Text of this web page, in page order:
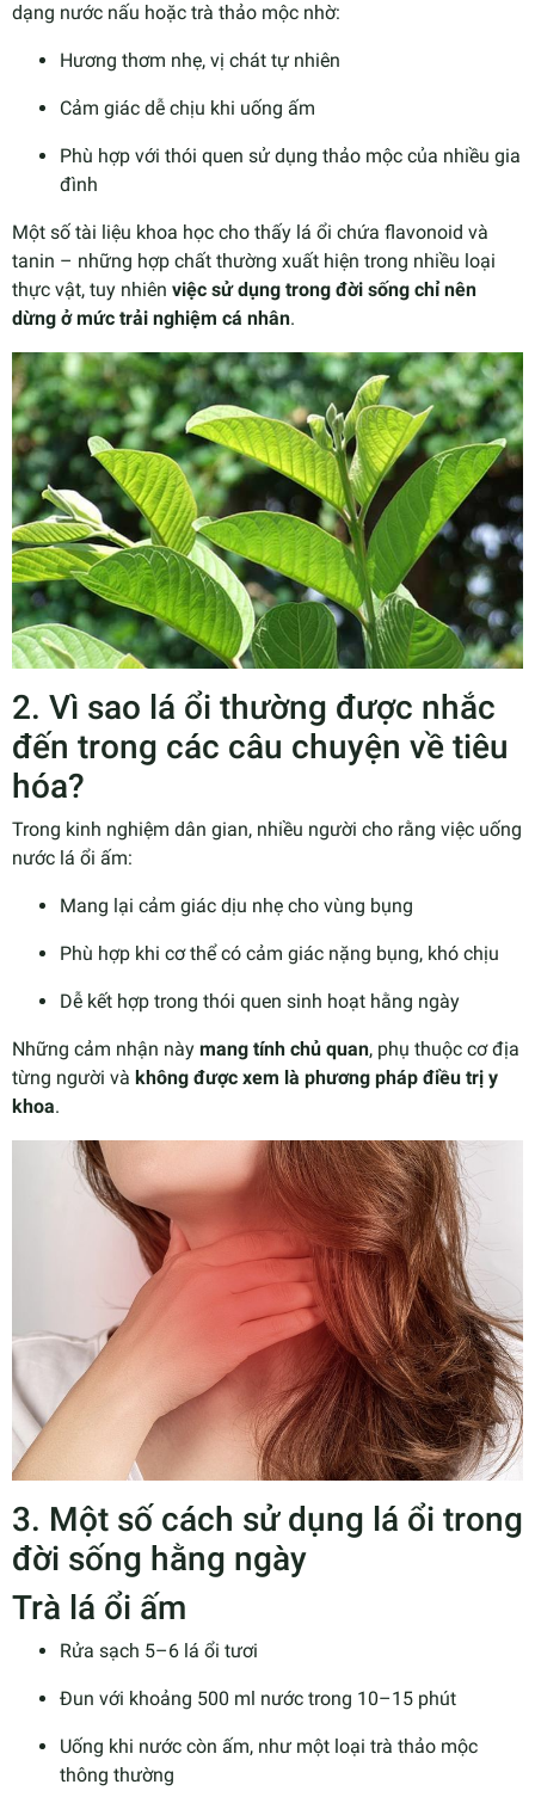
dạng nước nấu hoặc trà thảo mộc nhờ:
Hương thơm nhẹ, vị chát tự nhiên
Cảm giác dễ chịu khi uống ấm
Phù hợp với thói quen sử dụng thảo mộc của nhiều gia
đình
Một số tài liệu khoa học cho thấy lá ổi chứa flavonoid và
tanin – những hợp chất thường xuất hiện trong nhiều loại
thực vật, tuy nhiên việc sử dụng trong đời sống chỉ nên
dừng ở mức trải nghiệm cá nhân.
2. Vì sao lá ổi thường được nhắc
đến trong các câu chuyện về tiêu
hóa?
Trong kinh nghiệm dân gian, nhiều người cho rằng việc uống
nước lá ổi ấm:
Mang lại cảm giác dịu nhẹ cho vùng bụng
Phù hợp khi cơ thể có cảm giác nặng bụng, khó chịu
Dễ kết hợp trong thói quen sinh hoạt hằng ngày
Những cảm nhận này mang tính chủ quan, phụ thuộc cơ địa
từng người và không được xem là phương pháp điều trị y
khoa.
3. Một số cách sử dụng lá ổi trong
đời sống hằng ngày
Trà lá ổi ấm
Rửa sạch 5–6 lá ổi tươi
Đun với khoảng 500 ml nước trong 10–15 phút
Uống khi nước còn ấm, như một loại trà thảo mộc
thông thường